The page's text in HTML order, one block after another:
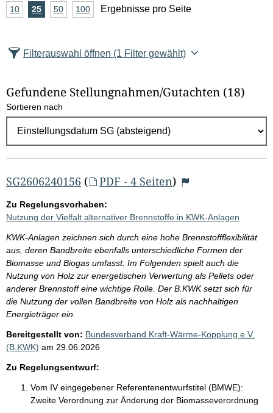
h
zurück
vor
A
z
l
E
g
e
b
i
s
s
e
p
r
o
S
e
i
10Ergebnisse
25Ergebnisse
50Ergebnisse
100Ergebnisse
Ergebnisse pro Seite
Filterauswahl öffnen (1 Filter gewählt)
Gefundene Stellungnahmen/⁠Gutachten (18)
Sortieren nach
SG2606240156 ( PDF - 4 Seiten)
Zu Regelungsvorhaben:
Nutzung der Vielfalt alternativer Brennstoffe in KWK-Anlagen
KWK-Anlagen zeichnen sich durch eine hohe Brennstoffflexibilität
aus, deren Bandbreite ebenfalls unterschiedliche Formen der
Biomasse und Biogas umfasst. Im Folgenden spielt auch die
Nutzung von Holz zur energetischen Verwertung als Pellets oder
anderer Brennstoff eine wichtige Rolle. Der B.KWK setzt sich für
die Nutzung der vollen Bandbreite von Holz als nachhaltigen
Energieträger ein.
Bereitgestellt von: Bundesverband Kraft-Wärme-Kopplung e.V.
(B.KWK) am 29.06.2026
Zu Regelungsentwurf:
Vom IV eingegebener Referentenentwurfstitel (BMWE):
Zweite Verordnung zur Änderung der Biomasseverordnung